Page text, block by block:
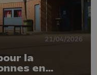
21/04/2026
la
en